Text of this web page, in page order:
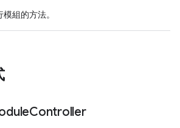
組的方法。
Controller